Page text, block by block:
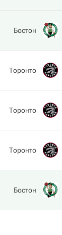
Бостон
Торонто
Торонто
Торонто
Бостон